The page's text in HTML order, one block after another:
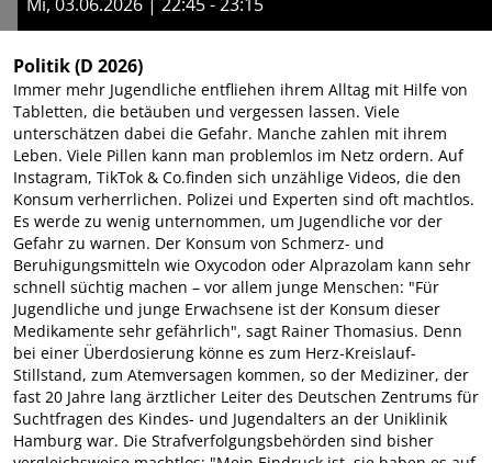
Politik(D 2026)
Immer mehr Jugendliche entfliehen ihrem Alltag mit Hilfe von
Tabletten, die betäuben und vergessen lassen. Viele
unterschätzen dabei die Gefahr. Manche zahlen mit ihrem
Leben. Viele Pillen kann man problemlos im Netz ordern. Auf
Instagram, TikTok & Co.finden sich unzählige Videos, die den
Konsum verherrlichen. Polizei und Experten sind oft machtlos.
Es werde zu wenig unternommen, um Jugendliche vor der
Gefahr zu warnen. Der Konsum von Schmerz- und
Beruhigungsmitteln wie Oxycodon oder Alprazolam kann sehr
schnell süchtig machen – vor allem junge Menschen: "Für
Jugendliche und junge Erwachsene ist der Konsum dieser
Medikamente sehr gefährlich", sagt Rainer Thomasius. Denn
bei einer Überdosierung könne es zum Herz-Kreislauf-
Stillstand, zum Atemversagen kommen, so der Mediziner, der
fast 20 Jahre lang ärztlicher Leiter des Deutschen Zentrums für
Suchtfragen des Kindes- und Jugendalters an der Uniklinik
Hamburg war. Die Strafverfolgungsbehörden sind bisher